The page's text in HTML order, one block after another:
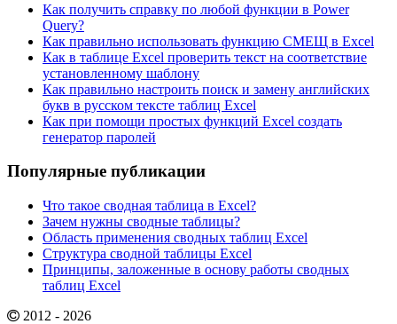
Как получить справку по любой функции в Power
Query?
Как правильно использовать функцию СМЕЩ в Excel
Как в таблице Excel проверить текст на соответствие
установленному шаблону
Как правильно настроить поиск и замену английских
букв в русском тексте таблиц Excel
Как при помощи простых функций Excel создать
генератор паролей
Популярные публикации
Что такое сводная таблица в Excel?
Зачем нужны сводные таблицы?
Область применения сводных таблиц Excel
Структура сводной таблицы Excel
Принципы, заложенные в основу работы сводных
таблиц Excel
2012 - 2026